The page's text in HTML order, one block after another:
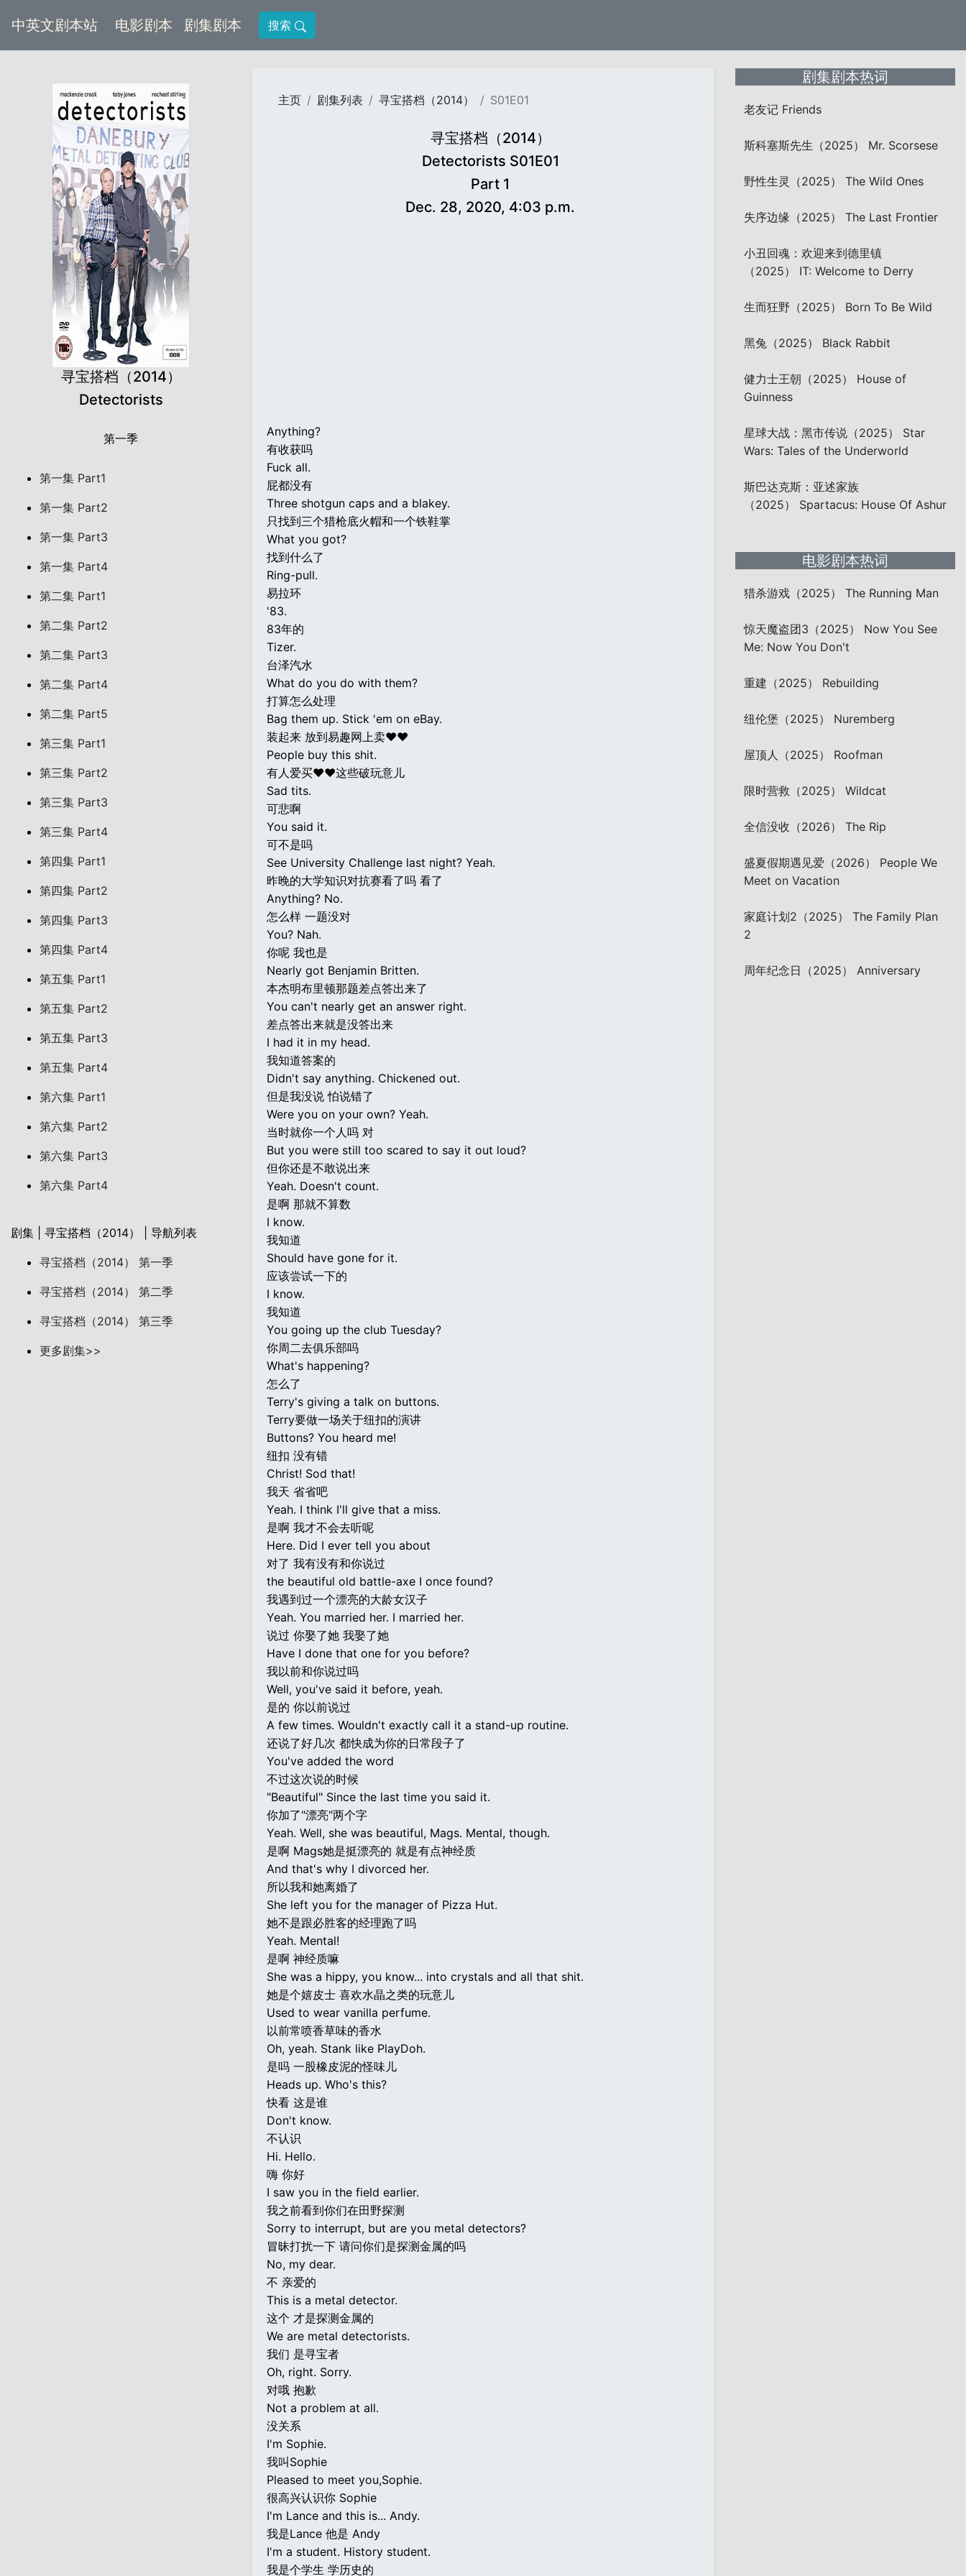
中英文剧本站 电影剧本 (current)
剧集剧本 (current)
搜索
寻宝搭档（2014）
Detectorists
第一季
第一集 Part1
第一集 Part2
第一集 Part3
第一集 Part4
第二集 Part1
第二集 Part2
第二集 Part3
第二集 Part4
第二集 Part5
第三集 Part1
第三集 Part2
第三集 Part3
第三集 Part4
第四集 Part1
第四集 Part2
第四集 Part3
第四集 Part4
第五集 Part1
第五集 Part2
第五集 Part3
第五集 Part4
第六集 Part1
第六集 Part2
第六集 Part3
第六集 Part4
剧集 | 寻宝搭档（2014） | 导航列表
寻宝搭档（2014） 第一季
寻宝搭档（2014） 第二季
寻宝搭档（2014） 第三季
更多剧集>>
主页 剧集列表 寻宝搭档（2014） S01E01
寻宝搭档（2014）
Detectorists S01E01
Part 1
Dec. 28, 2020, 4:03 p.m.
Anything?
有收获吗
Fuck all.
屁都没有
Three shotgun caps and a blakey.
只找到三个猎枪底火帽和一个铁鞋掌
What you got?
找到什么了
Ring-pull.
易拉环
'83.
83年的
Tizer.
台泽汽水
What do you do with them?
打算怎么处理
Bag them up. Stick 'em on eBay.
装起来 放到易趣网上卖♥♥
People buy this shit.
有人爱买♥♥这些破玩意儿
Sad tits.
可悲啊
You said it.
可不是吗
See University Challenge last night? Yeah.
昨晚的大学知识对抗赛看了吗 看了
Anything? No.
怎么样 一题没对
You? Nah.
你呢 我也是
Nearly got Benjamin Britten.
本杰明布里顿那题差点答出来了
You can't nearly get an answer right.
差点答出来就是没答出来
I had it in my head.
我知道答案的
Didn't say anything. Chickened out.
但是我没说 怕说错了
Were you on your own? Yeah.
当时就你一个人吗 对
But you were still too scared to say it out loud?
但你还是不敢说出来
Yeah. Doesn't count.
是啊 那就不算数
I know.
我知道
Should have gone for it.
应该尝试一下的
I know.
我知道
You going up the club Tuesday?
你周二去俱乐部吗
What's happening?
怎么了
Terry's giving a talk on buttons.
Terry要做一场关于纽扣的演讲
Buttons? You heard me!
纽扣 没有错
Christ! Sod that!
我天 省省吧
Yeah. I think I'll give that a miss.
是啊 我才不会去听呢
Here. Did I ever tell you about
对了 我有没有和你说过
the beautiful old battle-axe I once found?
我遇到过一个漂亮的大龄女汉子
Yeah. You married her. I married her.
说过 你娶了她 我娶了她
Have I done that one for you before?
我以前和你说过吗
Well, you've said it before, yeah.
是的 你以前说过
A few times. Wouldn't exactly call it a stand-up routine.
还说了好几次 都快成为你的日常段子了
You've added the word
不过这次说的时候
"Beautiful" Since the last time you said it.
你加了"漂亮"两个字
Yeah. Well, she was beautiful, Mags. Mental, though.
是啊 Mags她是挺漂亮的 就是有点神经质
And that's why I divorced her.
所以我和她离婚了
She left you for the manager of Pizza Hut.
她不是跟必胜客的经理跑了吗
Yeah. Mental!
是啊 神经质嘛
She was a hippy, you know... into crystals and all that shit.
她是个嬉皮士 喜欢水晶之类的玩意儿
Used to wear vanilla perfume.
以前常喷香草味的香水
Oh, yeah. Stank like PlayDoh.
是吗 一股橡皮泥的怪味儿
Heads up. Who's this?
快看 这是谁
Don't know.
不认识
Hi. Hello.
嗨 你好
I saw you in the field earlier.
我之前看到你们在田野探测
Sorry to interrupt, but are you metal detectors?
冒昧打扰一下 请问你们是探测金属的吗
No, my dear.
不 亲爱的
This is a metal detector.
这个 才是探测金属的
We are metal detectorists.
我们 是寻宝者
Oh, right. Sorry.
对哦 抱歉
Not a problem at all.
没关系
I'm Sophie.
我叫Sophie
Pleased to meet you,Sophie.
很高兴认识你 Sophie
I'm Lance and this is... Andy.
我是Lance 他是 Andy
I'm a student. History student.
我是个学生 学历史的
剧集剧本热词
老友记 Friends
斯科塞斯先生（2025） Mr. Scorsese
野性生灵（2025） The Wild Ones
失序边缘（2025） The Last Frontier
小丑回魂：欢迎来到德里镇
（2025） IT: Welcome to Derry
生而狂野（2025） Born To Be Wild
黑兔（2025） Black Rabbit
健力士王朝（2025） House of
Guinness
星球大战：黑市传说（2025） Star
Wars: Tales of the Underworld
斯巴达克斯：亚述家族
（2025） Spartacus: House Of Ashur
电影剧本热词
猎杀游戏（2025） The Running Man
惊天魔盗团3（2025） Now You See
Me: Now You Don't
重建（2025） Rebuilding
纽伦堡（2025） Nuremberg
屋顶人（2025） Roofman
限时营救（2025） Wildcat
全信没收（2026） The Rip
盛夏假期遇见爱（2026） People We
Meet on Vacation
家庭计划2（2025） The Family Plan
2
周年纪念日（2025） Anniversary